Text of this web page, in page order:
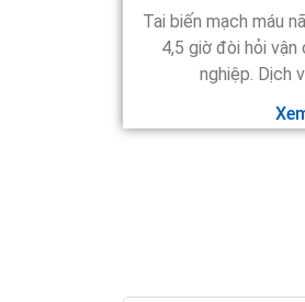
Tai biến mạch máu
4,5 giờ đòi hỏi
nghiệp. Dịch